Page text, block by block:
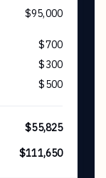
$95,000
$700
$300
$500
$55,825
$111,650